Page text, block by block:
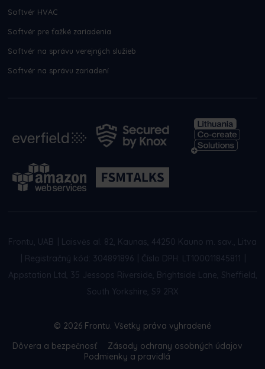
Softvér HVAC
Softvér pre ťažké zariadenia
Softvér na správu verejných služieb
Softvér na správu zariadení
Frontu, UAB
Laisvės al. 82, Kaunas, 44250 Kauno m. sav., Litva
Registračný kód: 304891896 Číslo DPH: LT100011845811
Appstation Ltd, 35 Jessops Riverside, Brightside Lane, Sheffield,
South Yorkshire, S9 2RX
© 2026 Frontu. Všetky práva vyhradené
Dôvera a bezpečnosť
Zásady ochrany osobných údajov
Podmienky a pravidlá